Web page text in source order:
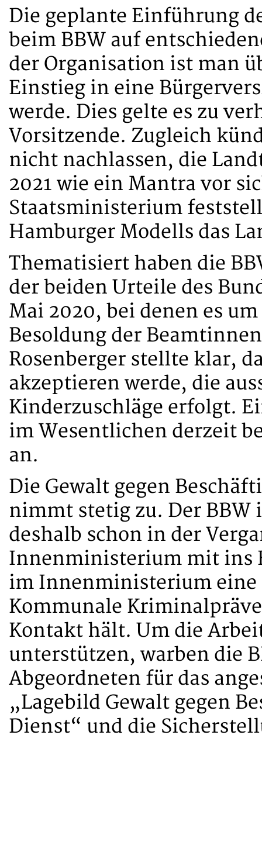
Die geplante Einführung
beim BBW auf
der Organisation ist man
Einstieg in eine
werde. Dies gelte es zu
Vorsitzende. Zugleich
nicht nachlassen, die
2021 wie ein Mantra vor
Staatsministerium
Hamburger Modells das
Thematisiert haben die
der beiden Urteile des
Mai 2020, bei denen es
Besoldung der
Rosenberger stellte klar,
akzeptieren werde, die
Kinderzuschläge erfolgt.
im Wesentlichen derzeit
an.
Die Gewalt gegen
nimmt stetig zu. Der
deshalb schon in der
Innenministerium mit ins
im Innenministerium eine
Kommunale
Kontakt hält. Um die
unterstützen, warben die
Abgeordneten für das
„Lagebild Gewalt gegen
Dienst“ und die